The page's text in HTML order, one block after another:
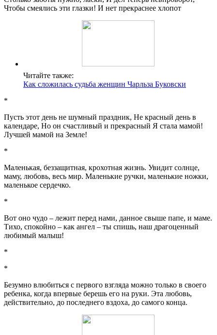
Чтобы смеялись эти глазки! И нет прекраснее хлопот
Читайте также:
Как сложилась судьба женщин Чарльза Буковски
*
Пусть этот день не шумный праздник, Не красный день в
календаре, Но он счастливый и прекрасный Я стала мамой!
Лучшей мамой на Земле!
*
Маленькая, беззащитная, крохотная жизнь. Увидит солнце,
маму, любовь, весь мир. Маленькие ручки, маленькие ножки,
маленькое сердечко.
*
Вот оно чудо – лежит перед нами, данное свыше папе, и маме.
Тихо, спокойно – как ангел – ты спишь, наш драгоценный
любимый малыш!
*
*
Безумно влюбиться с первого взгляда можно только в своего
ребенка, когда впервые берешь его на руки. Эта любовь,
действительно, до последнего вздоха, до самого конца.